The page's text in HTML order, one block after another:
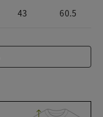
43 60.5